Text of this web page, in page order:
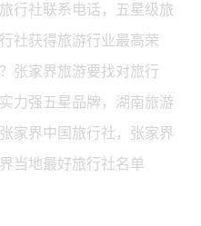
行社联系电话，五星级旅
社获得旅游行业最高荣
张家界旅游要找对旅行
力强五星品牌，湖南旅游
家界中国旅行社，张家界
当地最好旅行社名单